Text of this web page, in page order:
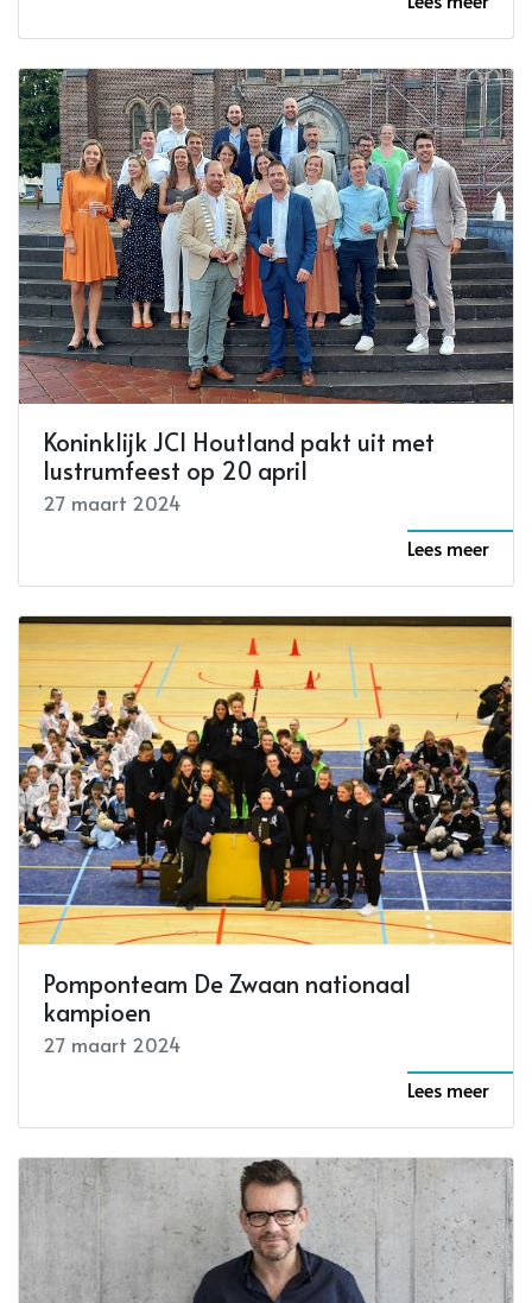
Koninklijk JCI Houtland pakt uit met
lustrumfeest op 20 april
27 maart 2024
Lees meer
Pomponteam De Zwaan nationaal
kampioen
27 maart 2024
Lees meer